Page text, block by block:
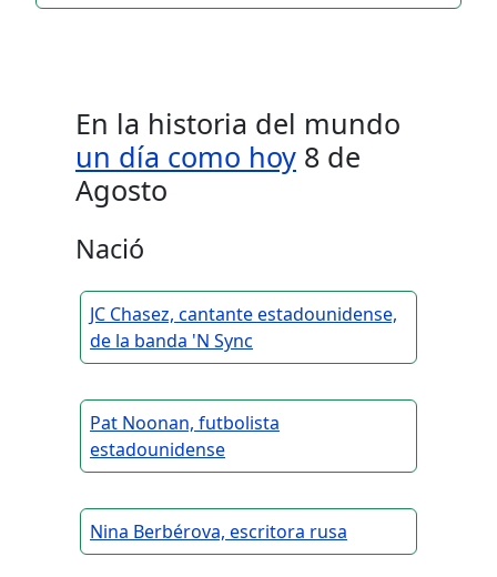
En la historia del mundo
un día como hoy 8 de
Agosto
Nació
JC Chasez, cantante estadounidense,
de la banda 'N Sync
Pat Noonan, futbolista
estadounidense
Nina Berbérova, escritora rusa